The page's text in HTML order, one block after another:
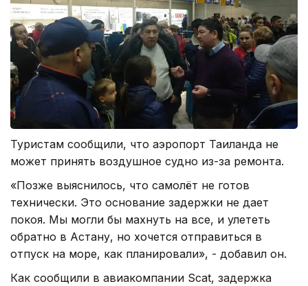
Туристам сообщили, что аэропорт Таиланда не
может принять воздушное судно из-за ремонта.
«Позже выяснилось, что самолёт не готов
технически. Это основание задержки не дает
покоя. Мы могли бы махнуть на все, и улететь
обратно в Астану, но хочется отправиться в
отпуск на море, как планировали», - добавил он.
Как сообщили в авиакомпании Scat, задержка